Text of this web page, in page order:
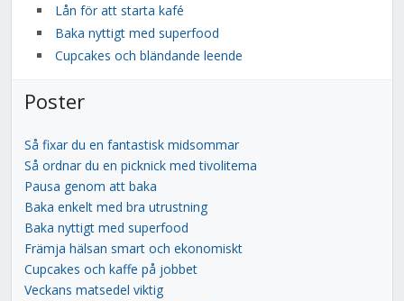
Lån för att starta kafé
Baka nyttigt med superfood
Cupcakes och bländande leende
Poster
Så fixar du en fantastisk midsommar
Så ordnar du en picknick med tivolitema
Pausa genom att baka
Baka enkelt med bra utrustning
Baka nyttigt med superfood
Främja hälsan smart och ekonomiskt
Cupcakes och kaffe på jobbet
Veckans matsedel viktig